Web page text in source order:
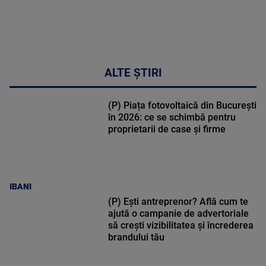
ALTE ȘTIRI
IBANI
(P) Piața fotovoltaică din București
în 2026: ce se schimbă pentru
proprietarii de case și firme
(P) Ești antreprenor? Află cum te
ajută o campanie de advertoriale
să crești vizibilitatea și încrederea
brandului tău